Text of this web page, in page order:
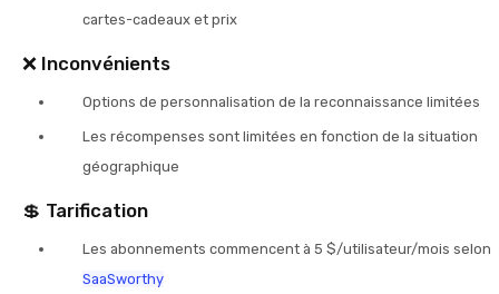
cartes-cadeaux et prix
❌ Inconvénients
Options de personnalisation de la reconnaissance limitées
Les récompenses sont limitées en fonction de la situation
géographique
💲 Tarification
Les abonnements commencent à 5 $/utilisateur/mois selon
SaaSworthy